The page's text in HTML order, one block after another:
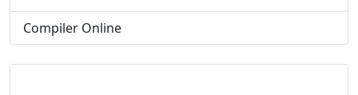
Compiler Online